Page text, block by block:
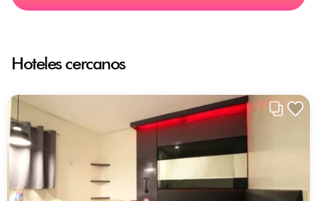
Hoteles cercanos